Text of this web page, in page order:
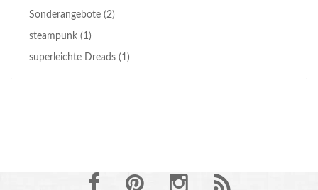
Sonderangebote (2)
steampunk (1)
superleichte Dreads (1)